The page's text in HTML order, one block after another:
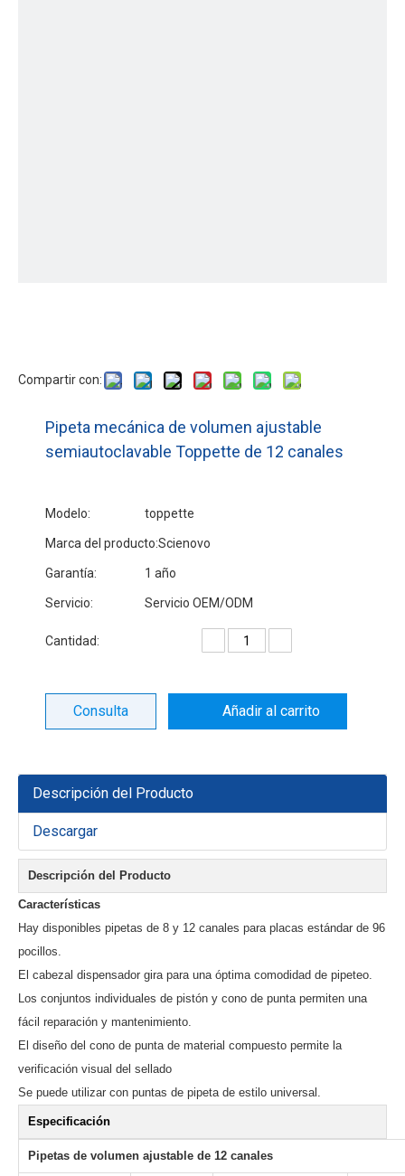
Compartir con:
Pipeta mecánica de volumen ajustable
semiautoclavable Toppette de 12 canales
Modelo: toppette
Marca del producto:Scienovo
Garantía: 1 año
Servicio: Servicio OEM/ODM
Cantidad:
Consulta Añadir al carrito
Descripción del Producto
Descargar
Descripción del Producto
Características
Hay disponibles pipetas de 8 y 12 canales para placas estándar de 96
pocillos.
El cabezal dispensador gira para una óptima comodidad de pipeteo.
Los conjuntos individuales de pistón y cono de punta permiten una
fácil reparación y mantenimiento.
El diseño del cono de punta de material compuesto permite la
verificación visual del sellado
Se puede utilizar con puntas de pipeta de estilo universal.
Especificación
Pipetas de volumen ajustable de 12 canales